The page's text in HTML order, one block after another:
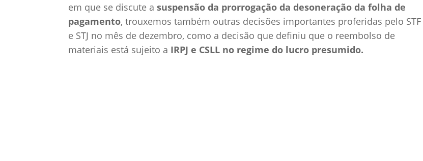
em que se discute asuspensão da prorrogação da desoneração da folha de
pagamento, trouxemos também outras decisões importantes proferidas pelo STF
e STJ no mês de dezembro, como a decisão que definiu que o reembolso de
materiais está sujeito a IRPJ e CSLL no regime do lucro presumido.